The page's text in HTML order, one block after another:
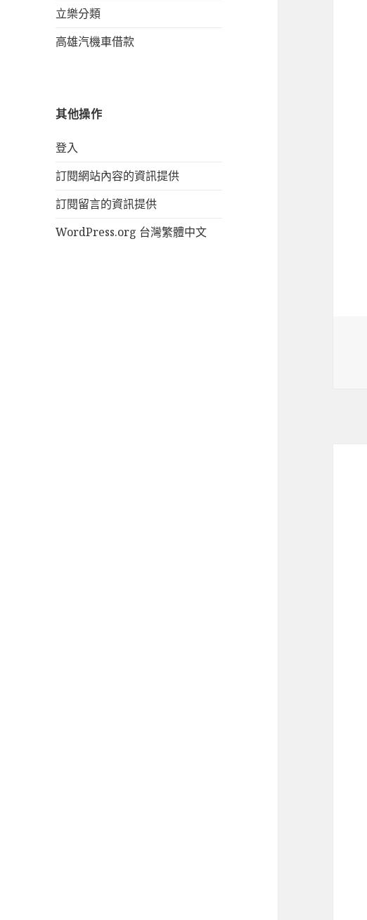
立樂分類
高雄汽機車借款
其他操作
登入
訂閱網站內容的資訊提供
訂閱留言的資訊提供
WordPress.org 台灣繁體中文